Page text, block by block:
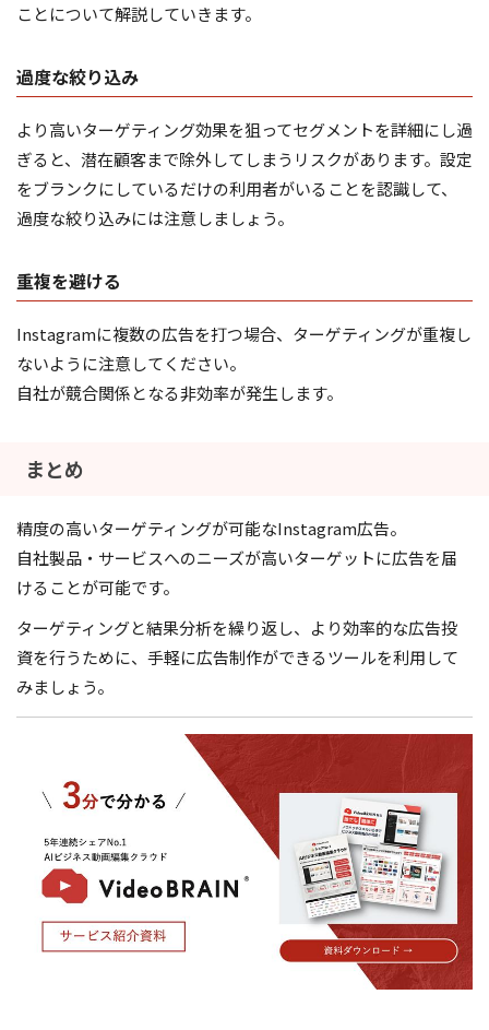
ことについて解説していきます。
過度な絞り込み
より高いターゲティング効果を狙ってセグメントを詳細にし過
ぎると、潜在顧客まで除外してしまうリスクがあります。設定
をブランクにしているだけの利用者がいることを認識して、
過度な絞り込みには注意しましょう。
重複を避ける
Instagramに複数の広告を打つ場合、ターゲティングが重複し
ないように注意してください。
自社が競合関係となる非効率が発生します。
まとめ
精度の高いターゲティングが可能なInstagram広告。
自社製品・サービスへのニーズが高いターゲットに広告を届
けることが可能です。
ターゲティングと結果分析を繰り返し、より効率的な広告投
資を行うために、手軽に広告制作ができるツールを利用して
みましょう。